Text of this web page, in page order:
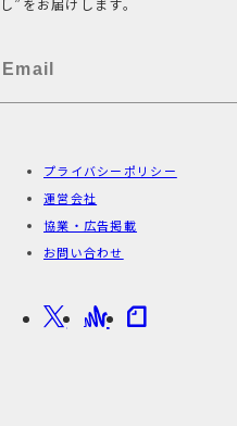
プライバシーポリシー
運営会社
協業・広告掲載
お問い合わせ